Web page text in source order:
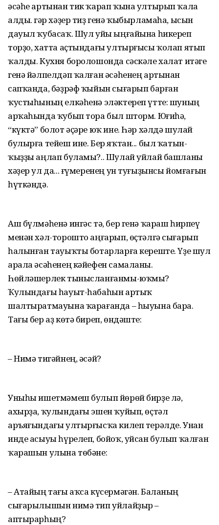
әсәһе артынан тик ҡарап ҡына ултырып ҡала
алды. Әгәр хәҙер тиҙ генә ҡыбырламаһа, ысын
дауыл ҡубасаҡ. Шул уйы ыңғайына һикереп
торҙо, хатта аҫтындағы ултырғысы ҡолап ятып
ҡалды. Кухня боролошонда сәскәле халат итәге
генә йәлпелдәп ҡалған әсәһенең артынан
сапҡанда, бәҙрәф ҡыйын сығарып барған
ҡустыһының елкәһенә эләктереп үтте: шуның
арҡаһында ҡубып тора был шторм. Юғиһә,
“күктә” болот әҫәре юҡ ине. Һәр хәлдә шулай
булырға тейеш ине. Бер яҡтан... был ҡатын-
ҡыҙҙы аңлап буламы?.. Шулай уйлай башланы
хәҙер ул да... ғүмеренең ун туғыҙынсы йомғағын
һүткәндә.
Аш бүлмәһенә ингәс тә, бер генә ҡараш һирпеү
менән хәл-торошто аңғарып, өҫтәлгә сығарып
һалынған тауыҡты ботарларға кереште. Үҙе шул
арала әсәһенең кәйефен самаланы.
Һөйләшерлек тынысланғанмы-юҡмы?
Ҡулындағы һауыт-һабаһын артыҡ
шалтыратмауына ҡарағанда – һыуына бара.
Тағы бер аҙ көтә биреп, өндәште:
– Нимә тигәйнең, әсәй?
Уныһы ишетмәмеш булып йөрөй бирҙе лә,
ахырҙа, ҡулындағы эшен ҡуйып, өҫтәл
аръяғындағы ултырғысҡа килеп терәлде. Унан
инде асыуы һүрелеп, бойоҡ, уйсан булып ҡалған
ҡарашын улына төбәне:
– Атайың тағы аҡса күсермәгән. Баланың
сығарылышын нимә тип уйлайҙыр –
аптырарһың?